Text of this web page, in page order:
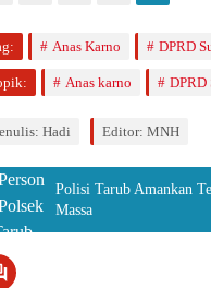
Anas Karno DPRD
Anas karno DPRD
Hadi Editor: MNH
Polisi Tarub Amankan
Massa